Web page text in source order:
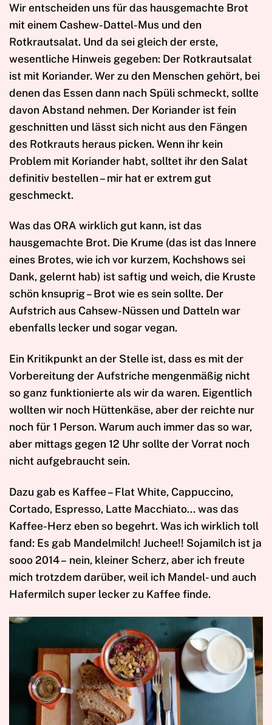
Wir entscheiden uns für das hausgemachte Brot
mit einem Cashew-Dattel-Mus und den
Rotkrautsalat. Und da sei gleich der erste,
wesentliche Hinweis gegeben: Der Rotkrautsalat
ist mit Koriander. Wer zu den Menschen gehört, bei
denen das Essen dann nach Spüli schmeckt, sollte
davon Abstand nehmen. Der Koriander ist fein
geschnitten und lässt sich nicht aus den Fängen
des Rotkrauts heraus picken. Wenn ihr kein
Problem mit Koriander habt, solltet ihr den Salat
definitiv bestellen – mir hat er extrem gut
geschmeckt.
Was das ORA wirklich gut kann, ist das
hausgemachte Brot. Die Krume (das ist das Innere
eines Brotes, wie ich vor kurzem, Kochshows sei
Dank, gelernt hab) ist saftig und weich, die Kruste
schön knsuprig – Brot wie es sein sollte. Der
Aufstrich aus Cahsew-Nüssen und Datteln war
ebenfalls lecker und sogar vegan.
Ein Kritikpunkt an der Stelle ist, dass es mit der
Vorbereitung der Aufstriche mengenmäßig nicht
so ganz funktionierte als wir da waren. Eigentlich
wollten wir noch Hüttenkäse, aber der reichte nur
noch für 1 Person. Warum auch immer das so war,
aber mittags gegen 12 Uhr sollte der Vorrat noch
nicht aufgebraucht sein.
Dazu gab es Kaffee – Flat White, Cappuccino,
Cortado, Espresso, Latte Macchiato… was das
Kaffee-Herz eben so begehrt. Was ich wirklich toll
fand: Es gab Mandelmilch! Juchee!! Sojamilch ist ja
sooo 2014 – nein, kleiner Scherz, aber ich freute
mich trotzdem darüber, weil ich Mandel- und auch
Hafermilch super lecker zu Kaffee finde.